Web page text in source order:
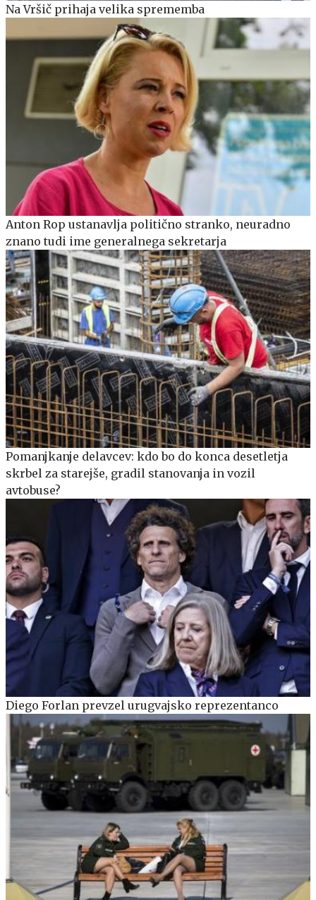
Na Vršič prihaja velika sprememba
Anton Rop ustanavlja politično stranko, neuradno
znano tudi ime generalnega sekretarja
Pomanjkanje delavcev: kdo bo do konca desetletja
skrbel za starejše, gradil stanovanja in vozil
avtobuse?
Diego Forlan prevzel urugvajsko reprezentanco